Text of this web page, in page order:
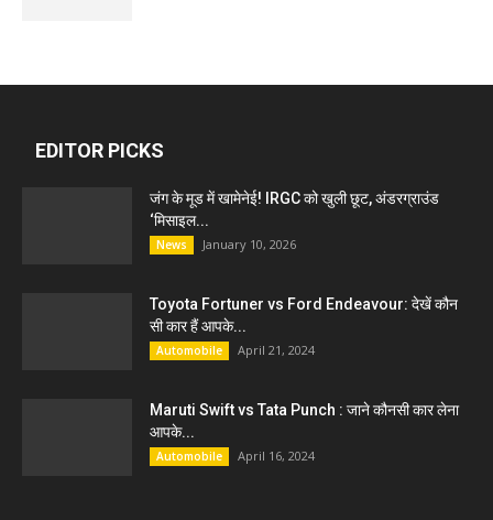
EDITOR PICKS
जंग के मूड में खामेनेई! IRGC को खुली छूट, अंडरग्राउंड
‘मिसाइल...
News January 10, 2026
Toyota Fortuner vs Ford Endeavour: देखें कौन
सी कार हैं आपके...
Automobile April 21, 2024
Maruti Swift vs Tata Punch : जाने कौनसी कार लेना
आपके...
Automobile April 16, 2024